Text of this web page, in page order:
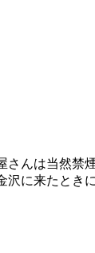
んは当然禁
に来たとき